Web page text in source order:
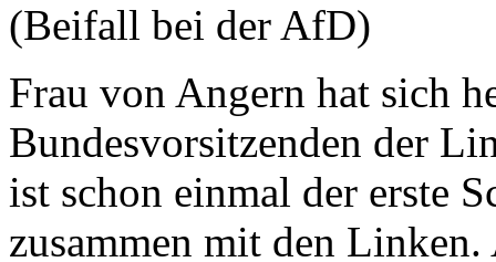
(Beifall bei der AfD)
Frau von Angern hat sich
Bundesvorsitzenden der
ist schon einmal der erste
zusammen mit den